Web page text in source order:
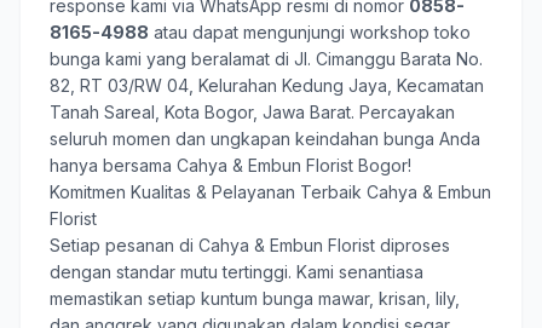
response kami via WhatsApp resmi di nomor 0858-
8165-4988 atau dapat mengunjungi workshop toko
bunga kami yang beralamat di Jl. Cimanggu Barata No.
82, RT 03/RW 04, Kelurahan Kedung Jaya, Kecamatan
Tanah Sareal, Kota Bogor, Jawa Barat. Percayakan
seluruh momen dan ungkapan keindahan bunga Anda
hanya bersama Cahya & Embun Florist Bogor!
Komitmen Kualitas & Pelayanan Terbaik Cahya & Embun
Florist
Setiap pesanan di Cahya & Embun Florist diproses
dengan standar mutu tertinggi. Kami senantiasa
memastikan setiap kuntum bunga mawar, krisan, lily,